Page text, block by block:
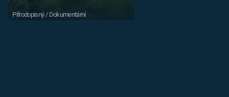
Přírodopisný / Dokumentární